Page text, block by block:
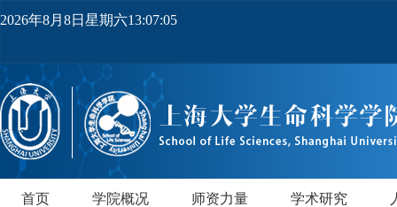
2026年8月8日星期六13:07:06
首页 学院概况 师资力量 学术研究